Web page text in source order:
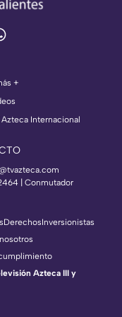
+
Azteca Internacional
| Conmutador
DerechosInversionistas
Azteca III y